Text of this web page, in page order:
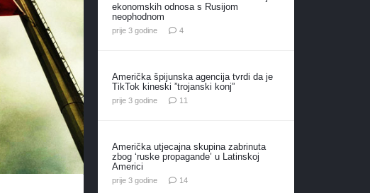
ekonomskih odnosa s Rusijom
neophodnom
prije 3 godine 4komentara
Američka špijunska agencija tvrdi da je
TikTok kineski ”trojanski konj”
prije 3 godine 11
Američka utjecajna skupina zabrinuta
zbog ‘ruske propagande’ u Latinskoj
Americi
prije 3 godine 14komentara